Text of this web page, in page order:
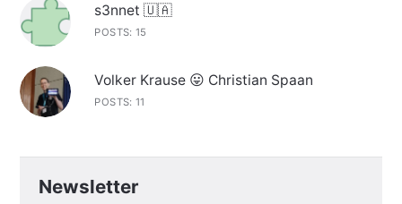
s3nnet 🇺🇦
POSTS: 15
Volker Krause 😛 Christian Spaan
POSTS: 11
Newsletter